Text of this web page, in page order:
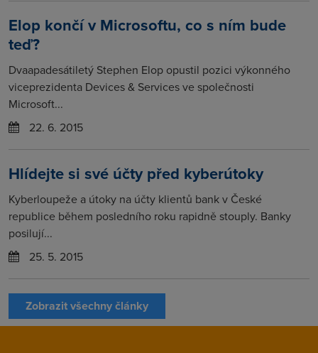
Elop končí v Microsoftu, co s ním bude
teď?
Dvaapadesátiletý Stephen Elop opustil pozici výkonného
viceprezidenta Devices & Services ve společnosti
Microsoft...
22. 6. 2015
Hlídejte si své účty před kyberútoky
Kyberloupeže a útoky na účty klientů bank v České
republice během posledního roku rapidně stouply. Banky
posilují...
25. 5. 2015
Zobrazit všechny články